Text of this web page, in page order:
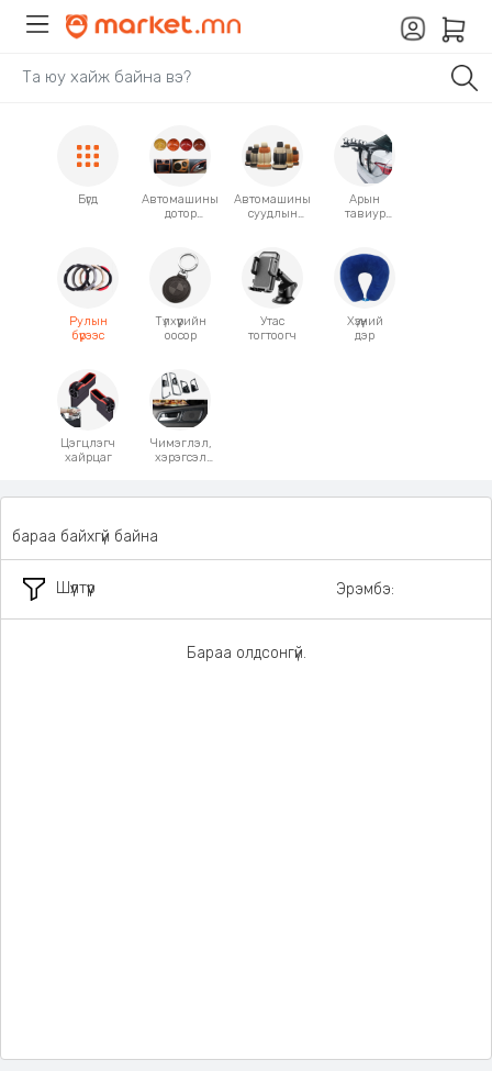
Бүгд
Автомашины
дотор
наалт
Автомашины
суудлын
Арын
тавиур
Рулын
бүрээс
Түлхүүрийн
оосор
Утас
тогтоогч
Хүзүүний
дэр
Цэгцлэгч
хайрцаг
Чимэглэл,
хэрэгсэл
Шүүлтүүр
бараа байхгүй байна
Эрэмбэ:
Бараа олдсонгүй.